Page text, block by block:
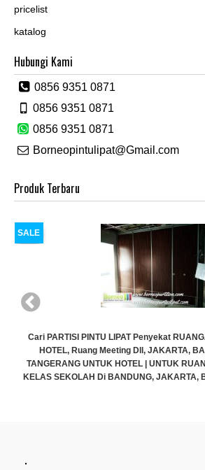
pricelist
katalog
Hubungi Kami
0856 9351 0871
0856 9351 0871
0856 9351 0871
Borneopintulipat@Gmail.com
Produk Terbaru
|
.